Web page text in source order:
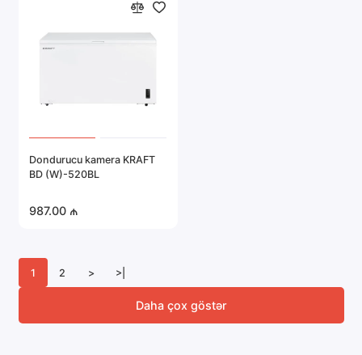
Dondurucu kamera KRAFT
BD (W)-520BL
987.00 ₼
1 2 > >|
Daha çox göstər